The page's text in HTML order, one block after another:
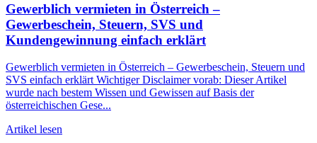
Gewerblich vermieten in Österreich –
Gewerbeschein, Steuern, SVS und
Kundengewinnung einfach erklärt
Gewerblich vermieten in Österreich – Gewerbeschein, Steuern und
SVS einfach erklärt Wichtiger Disclaimer vorab: Dieser Artikel
wurde nach bestem Wissen und Gewissen auf Basis der
österreichischen Gese...
Artikel lesen